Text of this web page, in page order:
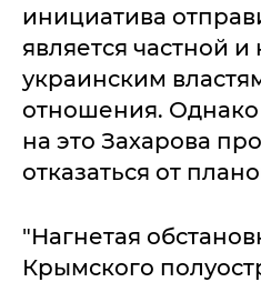
инициатива
является частной
украинским
отношения.
на это Захарова
отказаться от
"Нагнетая
Крымского